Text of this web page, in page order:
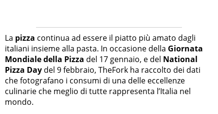
La pizza continua ad essere il piatto più amato dagli
italiani insieme alla pasta. In occasione della Giornata
Mondiale della Pizza del 17 gennaio, e del National
Pizza Day del 9 febbraio, TheFork ha raccolto dei dati
che fotografano i consumi di una delle eccellenze
culinarie che meglio di tutte rappresenta l’Italia nel
mondo.